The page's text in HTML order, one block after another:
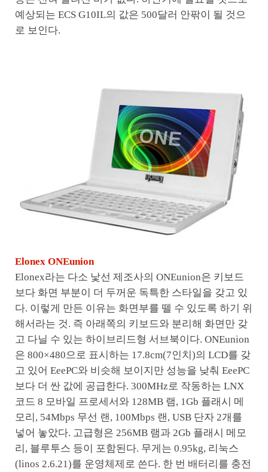
예상되는 ECS G10IL의 값은 500달러 안팎이 될 것으
로 보인다.
Elonex ONEunion
Elonex라는 다소 낯선 제조사의 ONEunion은 키보드
보다 화면 부분이 더 두꺼운 독특한 스타일을 갖고 있
다. 이렇게 만든 이유는 화면부를 뗄 수 있도록 하기 위
해서라는 것. 즉 아래쪽의 키보드와 분리해 화면만 갖
고 다닐 수 있는 하이브리드형 서브북이다. ONEunion
은 800×480으로 표시하는 17.8cm(7인치)의 LCD를 갖
고 있어 EeePC와 비슷해 보이지만 성능을 낮춰 EeePC
보다 더 싼 값에 공급한다. 300MHz로 작동하는 LNX
코드 8 모바일 프로세서와 128MB 램, 1Gb 플래시 메
모리, 54Mbps 무선 랜, 100Mbps 랜, USB 단자 2개를
넣어 놓았다. 고급형은 256MB 램과 2Gb 플래시 메모
리, 블루투스 등이 포함된다. 무게는 0.95kg, 리눅스
(linos 2.6.21)를 운영체제로 쓴다. 한 번 배터리를 충전